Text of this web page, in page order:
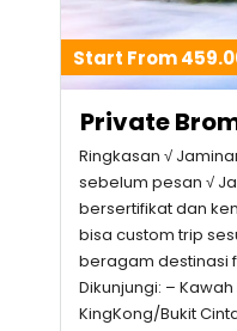
Start From
Private
Ringkasan √
sebelum pesan √
bersertifikat dan
bisa custom trip
beragam destinasi
Dikunjungi: –
KingKong/Bukit